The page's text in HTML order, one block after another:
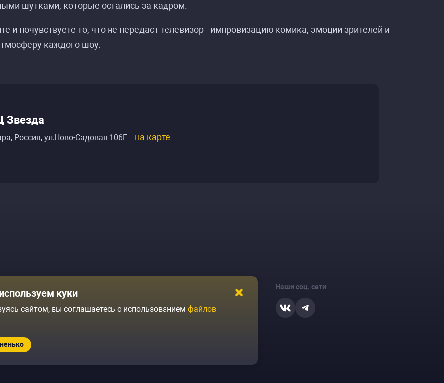
шутками, которые остались за кадром.
и почувствуете то, что не передаст телевизор - импровизацию комика, эмоции зрителей и
каждого шоу.
Звезда
Россия, ул.Ново-Садовая 106Г на карте
Журнал Политика конфиденциальности
Наши соц. сети
куки
сайтом, вы соглашаетесь с использованием файлов